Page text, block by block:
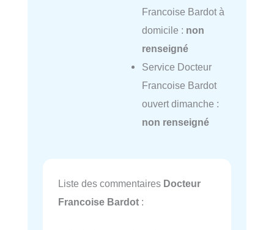
Francoise Bardot à
domicile : non
renseigné
Service Docteur
Francoise Bardot
ouvert dimanche :
non renseigné
Liste des commentaires Docteur
Francoise Bardot :